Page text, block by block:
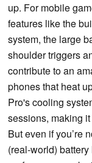
up. For mobile
features like the
system, the large
shoulder triggers
contribute to an
phones that heat
Pro's cooling
sessions, making
But even if you’re
(real-world)